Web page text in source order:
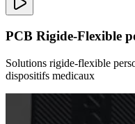
PCB Rigide-Flexible
Solutions rigide-flexible
dispositifs medicaux